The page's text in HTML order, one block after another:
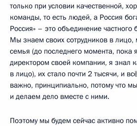
только при условии качественной,
команды, то есть людей, а Россия
Россия» – это объединение частного
Мы знаем своих сотрудников в лицо,
семья (до последнего момента, пока
директором своей компании, я знал
в лицо), их стало почти 2 тысячи, и
важно, принципиально, потому что
и делаем дело вместе с ними.
Поэтому мы будем сейчас активно